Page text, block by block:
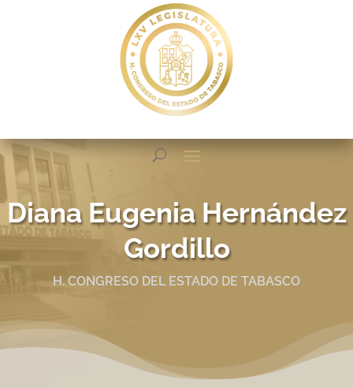
Diana Eugenia Hernández
Gordillo
H. CONGRESO DEL ESTADO DE TABASCO